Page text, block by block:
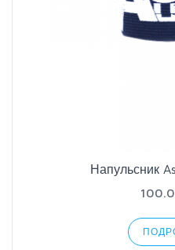
Напульсник